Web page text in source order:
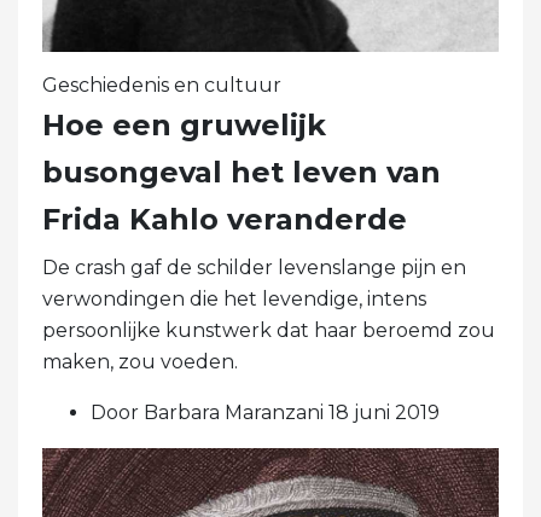
Geschiedenis en cultuur
Hoe een gruwelijk
busongeval het leven van
Frida Kahlo veranderde
De crash gaf de schilder levenslange pijn en
verwondingen die het levendige, intens
persoonlijke kunstwerk dat haar beroemd zou
maken, zou voeden.
Door Barbara Maranzani 18 juni 2019